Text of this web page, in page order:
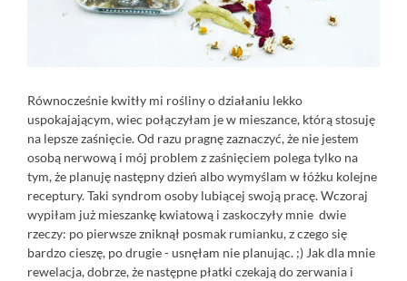
Równocześnie kwitły mi rośliny o działaniu lekko
uspokajającym, wiec połączyłam je w mieszance, którą stosuję
na lepsze zaśnięcie. Od razu pragnę zaznaczyć, że nie jestem
osobą nerwową i mój problem z zaśnięciem polega tylko na
tym, że planuję następny dzień albo wymyślam w łóżku kolejne
receptury. Taki syndrom osoby lubiącej swoją pracę. Wczoraj
wypiłam już mieszankę kwiatową i zaskoczyły mnie dwie
rzeczy: po pierwsze zniknął posmak rumianku, z czego się
bardzo cieszę, po drugie - usnęłam nie planując. ;) Jak dla mnie
rewelacja, dobrze, że następne płatki czekają do zerwania i